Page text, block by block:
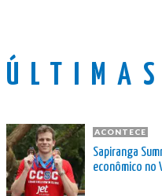
ÚLTIMAS
ACONTECE
Sapiranga
econômico no